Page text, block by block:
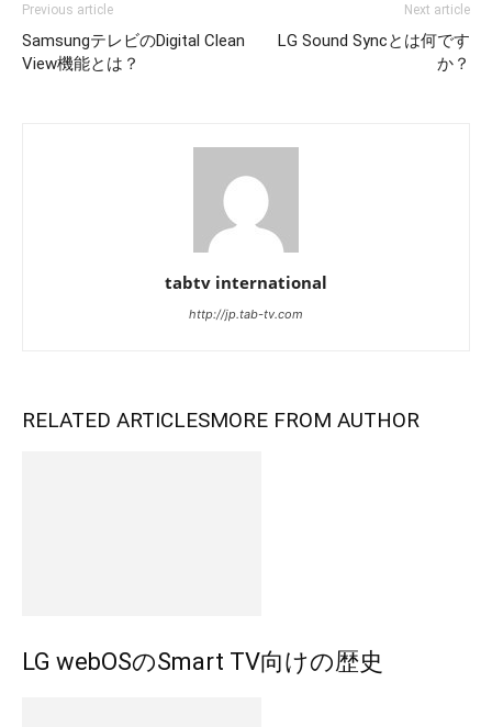
Previous article
SamsungテレビのDigital Clean
View機能とは？
Next article
LG Sound Syncとは何です
か？
tabtv international
http://jp.tab-tv.com
RELATED ARTICLESMORE FROM AUTHOR
LG webOSのSmart TV向けの歴史